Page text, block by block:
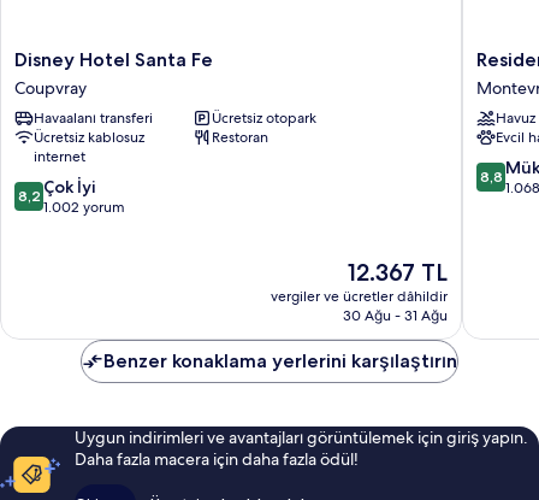
Disney
Hotel
Santa
Fe
Coupvray
Disney Hotel Santa Fe
Coupvray
Havaalanı transferi
Ücretsiz otopark
Ücretsiz kablosuz
internet
Restoran
10
üzerinden
8,2 Çok İyi
1.002 yorum
Güncel
fiyat:
12.367 TL
12.367 TL
vergiler ve ücretler dâhildir
30 Ağu - 31 Ağu
du
Parc
-
Val
Havuz
Evcil
10
8,8
Benzer konaklama yerlerini karşılaştırın
Uygun indirimleri ve avantajları görüntülemek için giriş yapın.
Daha fazla macera için daha fazla ödül!